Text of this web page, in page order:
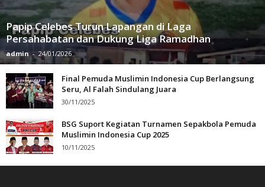
Papip Celebes Turun Lapangan di Laga
Persahabatan dan Dukung Liga Ramadhan
admin - 24/01/2026
Final Pemuda Muslimin Indonesia Cup Berlangsung
Seru, Al Falah Sindulang Juara
30/11/2025
BSG Suport Kegiatan Turnamen Sepakbola Pemuda
Muslimin Indonesia Cup 2025
10/11/2025